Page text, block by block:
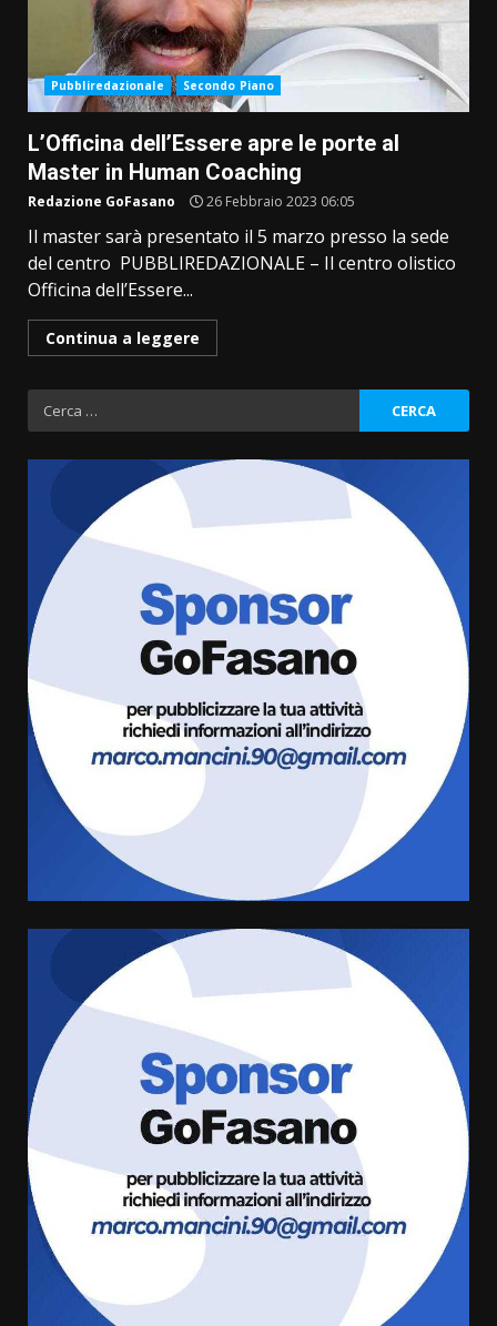
Pubbliredazionale Secondo Piano
L’Officina dell’Essere apre le porte al
Master in Human Coaching
Redazione GoFasano 26 Febbraio 2023 06:05
Il master sarà presentato il 5 marzo presso la sede
del centro PUBBLIREDAZIONALE – Il centro olistico
Officina dell’Essere...
Continua a leggere
Ricerca
per:
Grazia Neglia, coordinatrice
cittadina di Fratelli d’Italia,
pronta a tornare in Consiglio
comunale
6 Agosto 2026 08:00
Cura dei beni comuni e
cittadinanza attiva: online
l’avviso per la gestione
condivisa della Villetta di
assoluta de “L’Albergo
Belvedere. Il rapimento”
6 Agosto 2026 06:15
Serie D, l’Us Fasano è escluso
dal campionato
5 Agosto 2026 17:30
Truffatori in azione nelle
frazioni fasanesi
5 Agosto 2026 11:03